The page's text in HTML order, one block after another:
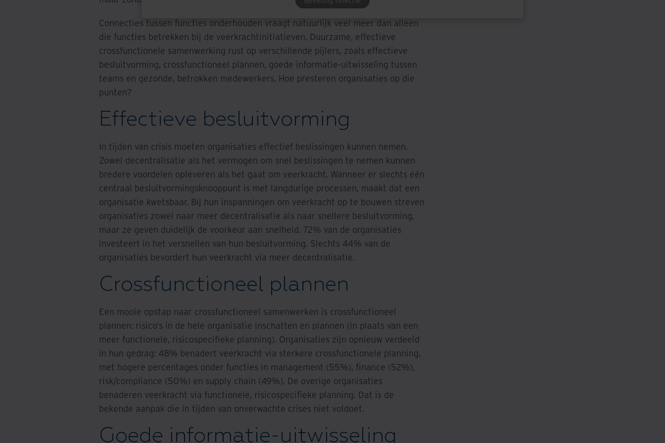
Connecties tussen functies onderhouden vraagt natuurlijk veel meer dan alleen
die functies betrekken bij de veerkrachtinitiatieven. Duurzame, effectieve
crossfunctionele samenwerking rust op verschillende pijlers, zoals effectieve
besluitvorming, crossfunctioneel plannen, goede informatie-uitwisseling tussen
teams en gezonde, betrokken medewerkers. Hoe presteren organisaties op die
punten?
Effectieve besluitvorming
In tijden van crisis moeten organisaties effectief beslissingen kunnen nemen.
Zowel decentralisatie als het vermogen om snel beslissingen te nemen kunnen
bredere voordelen opleveren als het gaat om veerkracht. Wanneer er slechts één
centraal besluitvormingsknooppunt is met langdurige processen, maakt dat een
organisatie kwetsbaar. Bij hun inspanningen om veerkracht op te bouwen streven
organisaties zowel naar meer decentralisatie als naar snellere besluitvorming,
maar ze geven duidelijk de voorkeur aan snelheid. 72% van de organisaties
investeert in het versnellen van hun besluitvorming. Slechts 44% van de
organisaties bevordert hun veerkracht via meer decentralisatie.
Crossfunctioneel plannen
Een mooie opstap naar crossfunctioneel samenwerken is crossfunctioneel
plannen: risico’s in de hele organisatie inschatten en plannen (in plaats van een
meer functionele, risicospecifieke planning). Organisaties zijn opnieuw verdeeld
in hun gedrag: 48% benadert veerkracht via sterkere crossfunctionele planning,
met hogere percentages onder functies in management (55%), finance (52%),
risk/compliance (50%) en supply chain (49%). De overige organisaties
benaderen veerkracht via functionele, risicospecifieke planning. Dat is de
bekende aanpak die in tijden van onverwachte crises niet voldoet.
Goede informatie-uitwisseling